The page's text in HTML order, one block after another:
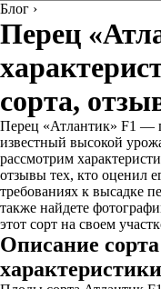
Блог ›
Перец
сорта,
Перец «Атлантик» F1 —
известный высокой
рассмотрим
отзывы тех, кто оценил
требованиях к высадке
также найдете
этот сорт на своем
Описание
характеристики